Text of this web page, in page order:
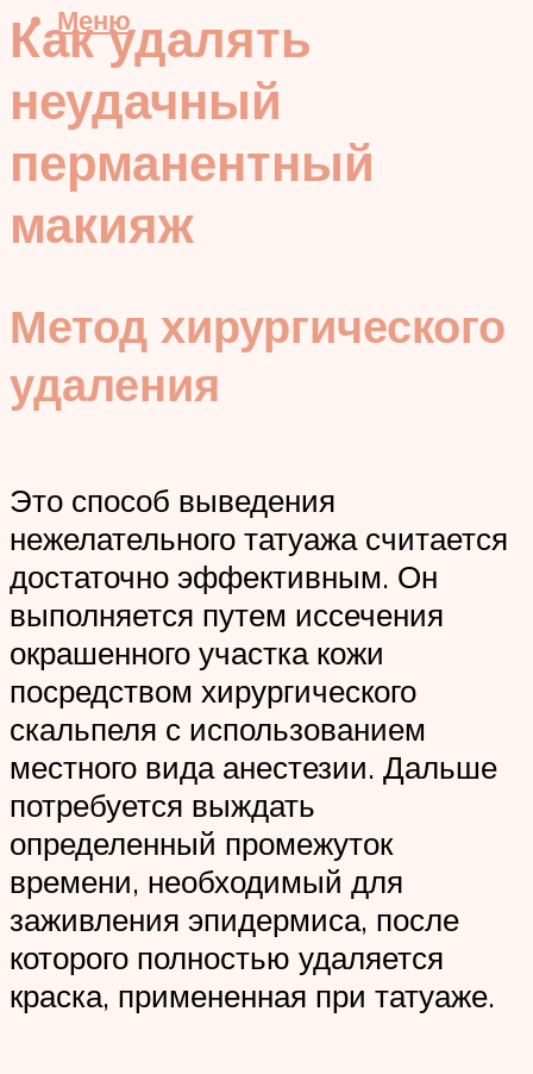
Меню
Как удалять
неудачный
перманентный
макияж
Метод хирургического
удаления
Это способ выведения
нежелательного татуажа считается
достаточно эффективным. Он
выполняется путем иссечения
окрашенного участка кожи
посредством хирургического
скальпеля с использованием
местного вида анестезии. Дальше
потребуется выждать
определенный промежуток
времени, необходимый для
заживления эпидермиса, после
которого полностью удаляется
краска, примененная при татуаже.